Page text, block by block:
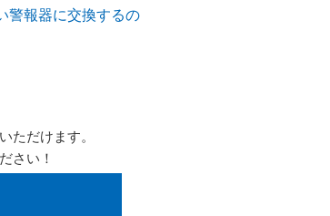
警報器に交換するの
だけます。
さい！